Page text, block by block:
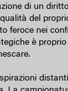
di un
del
feroce nei
è